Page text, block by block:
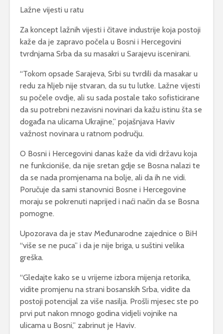
Lažne vijesti u ratu
Za koncept lažnih vijesti i čitave industrije koja postoji
kaže da je zapravo počela u Bosni i Hercegovini
tvrdnjama Srba da su masakri u Sarajevu iscenirani.
“Tokom opsade Sarajeva, Srbi su tvrdili da masakar u
redu za hljeb nije stvaran, da su tu lutke. Lažne vijesti
su počele ovdje, ali su sada postale tako sofisticirane
da su potrebni nezavisni novinari da kažu istinu šta se
događa na ulicama Ukrajine,” pojašnjava Haviv
važnost novinara u ratnom području.
O Bosni i Hercegovini danas kaže da vidi državu koja
ne funkcioniše, da nije sretan gdje se Bosna nalazi te
da se nada promjenama na bolje, ali da ih ne vidi.
Poručuje da sami stanovnici Bosne i Hercegovine
moraju se pokrenuti naprijed i naći način da se Bosna
pomogne.
Upozorava da je stav Međunarodne zajednice o BiH
“više se ne puca” i da je nije briga, u suštini velika
greška.
“Gledajte kako se u vrijeme izbora mijenja retorika,
vidite promjenu na strani bosanskih Srba, vidite da
postoji potencijal za više nasilja. Prošli mjesec ste po
prvi put nakon mnogo godina vidjeli vojnike na
ulicama u Bosni,” zabrinut je Haviv.